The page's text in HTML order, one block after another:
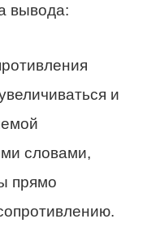
вывода:
и
словами,
прямо